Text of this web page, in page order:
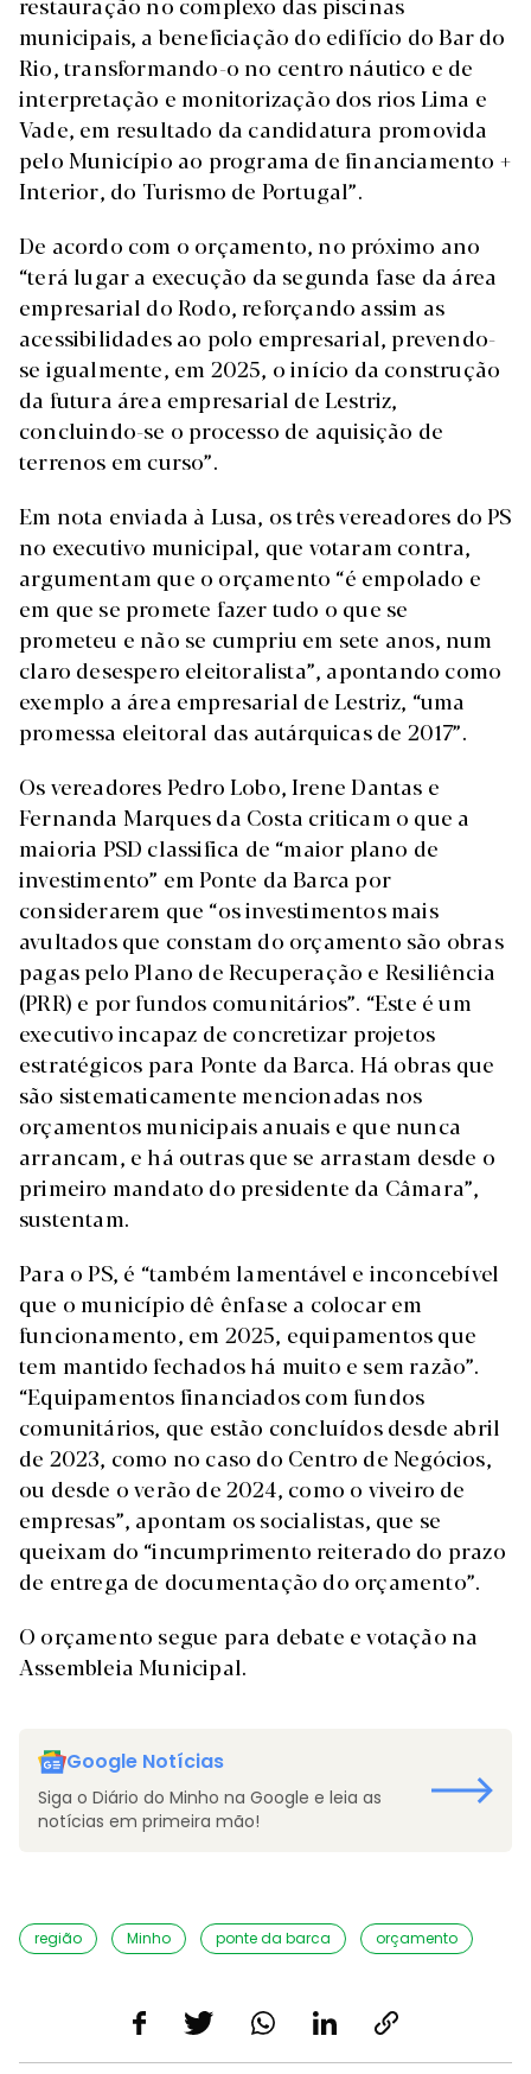
municipais, a beneficiação do edifício do Bar do
Rio, transformando-o no centro náutico e de
interpretação e monitorização dos rios Lima e
Vade, em resultado da candidatura promovida
pelo Município ao programa de financiamento +
Interior, do Turismo de Portugal”.
De acordo com o orçamento, no próximo ano
“terá lugar a execução da segunda fase da área
empresarial do Rodo, reforçando assim as
acessibilidades ao polo empresarial, prevendo-
se igualmente, em 2025, o início da construção
da futura área empresarial de Lestriz,
concluindo-se o processo de aquisição de
terrenos em curso”.
Em nota enviada à Lusa, os três vereadores do PS
no executivo municipal, que votaram contra,
argumentam que o orçamento “é empolado e
em que se promete fazer tudo o que se
prometeu e não se cumpriu em sete anos, num
claro desespero eleitoralista”, apontando como
exemplo a área empresarial de Lestriz, “uma
promessa eleitoral das autárquicas de 2017”.
Os vereadores Pedro Lobo, Irene Dantas e
Fernanda Marques da Costa criticam o que a
maioria PSD classifica de “maior plano de
investimento” em Ponte da Barca por
considerarem que “os investimentos mais
avultados que constam do orçamento são obras
pagas pelo Plano de Recuperação e Resiliência
(PRR) e por fundos comunitários”. “Este é um
executivo incapaz de concretizar projetos
estratégicos para Ponte da Barca. Há obras que
são sistematicamente mencionadas nos
orçamentos municipais anuais e que nunca
arrancam, e há outras que se arrastam desde o
primeiro mandato do presidente da Câmara”,
sustentam.
Para o PS, é “também lamentável e inconcebível
que o município dê ênfase a colocar em
funcionamento, em 2025, equipamentos que
tem mantido fechados há muito e sem razão”.
“Equipamentos financiados com fundos
comunitários, que estão concluídos desde abril
de 2023, como no caso do Centro de Negócios,
ou desde o verão de 2024, como o viveiro de
empresas”, apontam os socialistas, que se
queixam do “incumprimento reiterado do prazo
de entrega de documentação do orçamento”.
O orçamento segue para debate e votação na
Assembleia Municipal.
Google Notícias
Siga o Diário do Minho na Google e leia as
notícias em primeira mão!
região Minho ponte da barca orçamento